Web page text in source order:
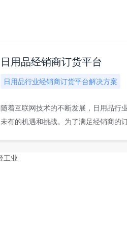
日用品经销商订货平台
日用品行业经销商订货平台解决方案
随着互联网技术的不断发展，日用品行
未有的机遇和挑战。为了满足经销商的